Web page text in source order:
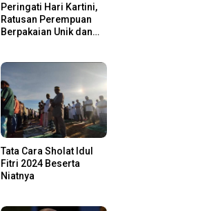
Peringati Hari Kartini,
Ratusan Perempuan
Berpakaian Unik dan
Tata Cara Sholat Idul
Fitri 2024 Beserta
Niatnya